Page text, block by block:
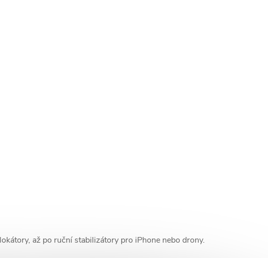
až po ruční stabilizátory pro iPhone nebo drony.